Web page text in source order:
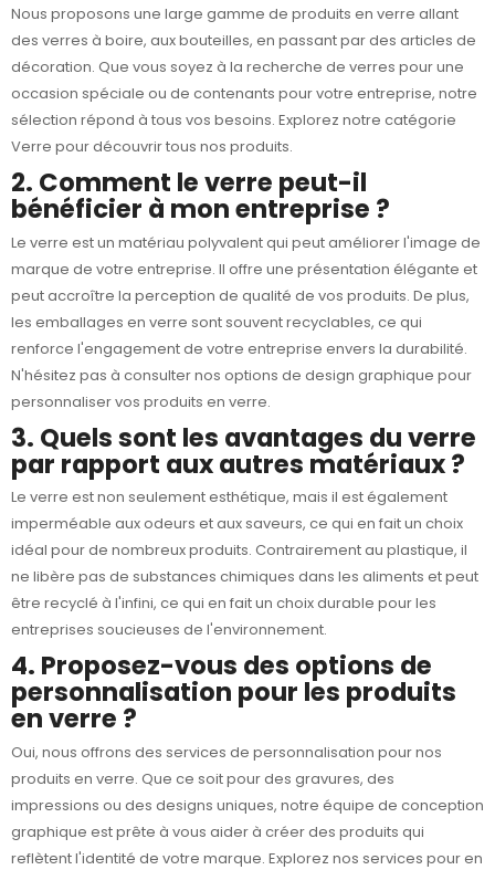
Nous proposons une large gamme de produits en verre allant
des verres à boire, aux bouteilles, en passant par des articles de
décoration. Que vous soyez à la recherche de verres pour une
occasion spéciale ou de contenants pour votre entreprise, notre
sélection répond à tous vos besoins. Explorez notre catégorie
Verre pour découvrir tous nos produits.
2. Comment le verre peut-il
bénéficier à mon entreprise ?
Le verre est un matériau polyvalent qui peut améliorer l'image de
marque de votre entreprise. Il offre une présentation élégante et
peut accroître la perception de qualité de vos produits. De plus,
les emballages en verre sont souvent recyclables, ce qui
renforce l'engagement de votre entreprise envers la durabilité.
N'hésitez pas à consulter nos options de design graphique pour
personnaliser vos produits en verre.
3. Quels sont les avantages du verre
par rapport aux autres matériaux ?
Le verre est non seulement esthétique, mais il est également
imperméable aux odeurs et aux saveurs, ce qui en fait un choix
idéal pour de nombreux produits. Contrairement au plastique, il
ne libère pas de substances chimiques dans les aliments et peut
être recyclé à l'infini, ce qui en fait un choix durable pour les
entreprises soucieuses de l'environnement.
4. Proposez-vous des options de
personnalisation pour les produits
en verre ?
Oui, nous offrons des services de personnalisation pour nos
produits en verre. Que ce soit pour des gravures, des
impressions ou des designs uniques, notre équipe de conception
graphique est prête à vous aider à créer des produits qui
reflètent l'identité de votre marque. Explorez nos services pour en